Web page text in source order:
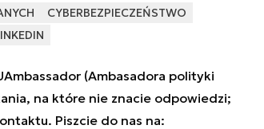
CYBERBEZPIECZEŃSTWO
(Ambasadora polityki
na które nie znacie odpowiedzi;
Piszcie do nas na: